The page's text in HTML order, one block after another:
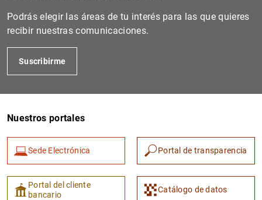
Podrás elegir las áreas de tu interés para las que quieres
recibir nuestras comunicaciones.
Suscribirme
Nuestros portales
Sede Electrónica Portal de transparencia
Portal del cliente
bancario
Catálogo de datos